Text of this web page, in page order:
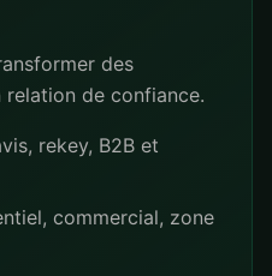
des
relation de confiance.
rekey, B2B et
commercial, zone